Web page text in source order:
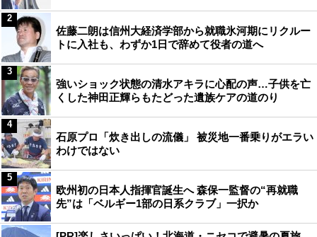
佐藤二朗は信州大経済学部から就職氷河期にリクルー
トに入社も、わずか1日で辞めて役者の道へ
2
強いショック状態の清水アキラに心配の声…子供を亡
くした神田正輝らもたどった遺族ケアの道のり
3
石原プロ「炊き出しの流儀」 被災地一番乗りがエラい
わけではない
4
欧州初の日本人指揮官誕生へ 森保一監督の“再就職
先”は「ベルギー1部の日系クラブ」一択か
5